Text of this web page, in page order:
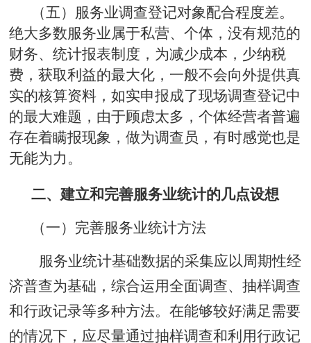
（五） 服务业调查登记对象配合程度差。
绝大多数服务业属于私营、个体，没有规范的
财务、统计报表制度，为减少成本，少纳税
费，获取利益的最大化，一般不会向外提供真
实的核算资料，如实申报成了现场调查登记中
的最大难题，由于顾虑太多，个体经营者普遍
存在着瞒报现象，做为调查员，有时感觉也是
无能为力。
二、建立和完善服务业统计的几点设想
（一） 完善服务业统计方法
服务业统计基础数据的采集应以周期性经
济普查为基础，综合运用全面调查、抽样调查
和行政记录等多种方法。在能够较好满足需要
的情况下，应尽量通过抽样调查和利用行政记